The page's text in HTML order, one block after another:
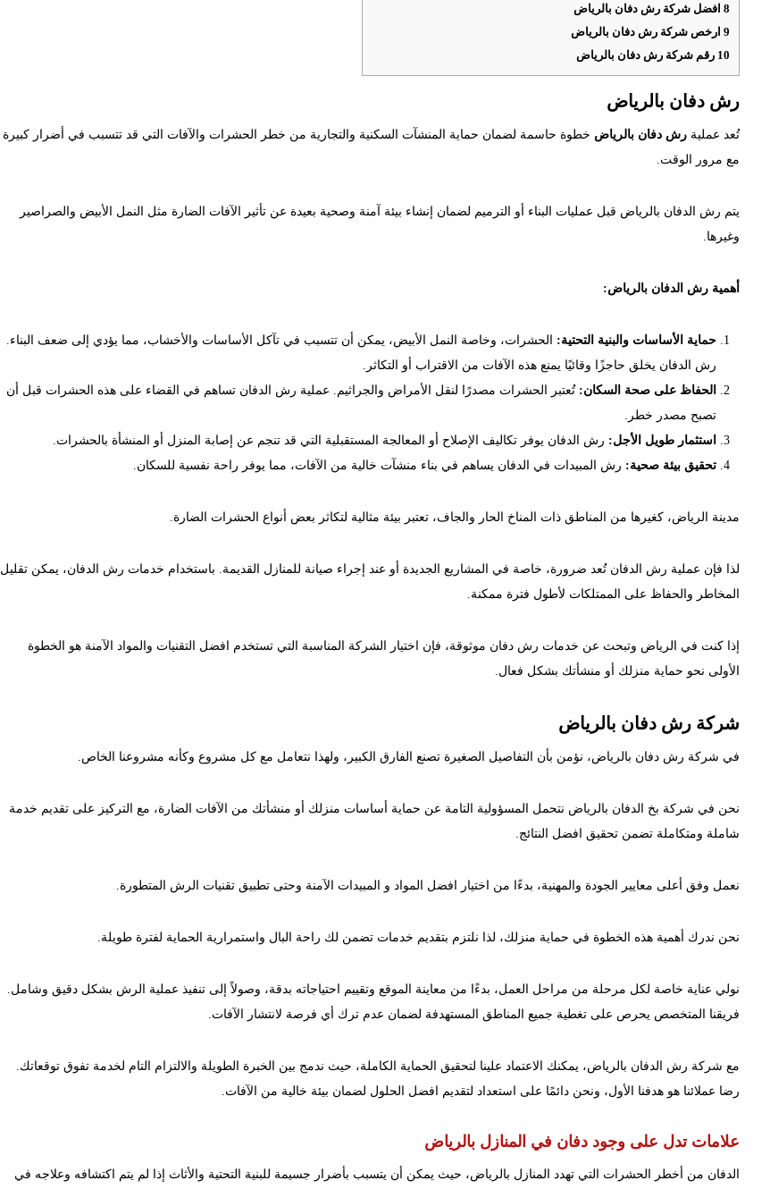
8افضل شركة رش دفان بالرياض
9ارخص شركة رش دفان بالرياض
10 رقم شركة رش دفان بالرياض
رش دفان بالرياض
تُعد عملية رش دفان بالرياض خطوة حاسمة لضمان حماية المنشآت السكنية والتجارية من خطر الحشرات والآفات التي قد تتسبب في أضرار كبيرة
مع مرور الوقت.
يتم رش الدفان بالرياض قبل عمليات البناء أو الترميم لضمان إنشاء بيئة آمنة وصحية بعيدة عن تأثير الآفات الضارة مثل النمل الأبيض والصراصير
وغيرها.
أهمية رش الدفان بالرياض:
حماية الأساسات والبنية التحتية: الحشرات، وخاصة النمل الأبيض، يمكن أن تتسبب في تآكل الأساسات والأخشاب، مما يؤدي إلى ضعف البناء.
رش الدفان يخلق حاجزًا وقائيًا يمنع هذه الآفات من الاقتراب أو التكاثر.
الحفاظ على صحة السكان: تُعتبر الحشرات مصدرًا لنقل الأمراض والجراثيم. عملية رش الدفان تساهم في القضاء على هذه الحشرات قبل أن
تصبح مصدر خطر.
استثمار طويل الأجل: رش الدفان يوفر تكاليف الإصلاح أو المعالجة المستقبلية التي قد تنجم عن إصابة المنزل أو المنشأة بالحشرات.
تحقيق بيئة صحية: رش المبيدات في الدفان يساهم في بناء منشآت خالية من الآفات، مما يوفر راحة نفسية للسكان.
مدينة الرياض، كغيرها من المناطق ذات المناخ الحار والجاف، تعتبر بيئة مثالية لتكاثر بعض أنواع الحشرات الضارة.
لذا فإن عملية رش الدفان تُعد ضرورة، خاصة في المشاريع الجديدة أو عند إجراء صيانة للمنازل القديمة. باستخدام خدمات رش الدفان، يمكن تقليل
المخاطر والحفاظ على الممتلكات لأطول فترة ممكنة.
إذا كنت في الرياض وتبحث عن خدمات رش دفان موثوقة، فإن اختيار الشركة المناسبة التي تستخدم افضل التقنيات والمواد الآمنة هو الخطوة
الأولى نحو حماية منزلك أو منشأتك بشكل فعال.
شركة رش دفان بالرياض
في شركة رش دفان بالرياض، نؤمن بأن التفاصيل الصغيرة تصنع الفارق الكبير، ولهذا نتعامل مع كل مشروع وكأنه مشروعنا الخاص.
نحن في شركة بخ الدفان بالرياض نتحمل المسؤولية التامة عن حماية أساسات منزلك أو منشأتك من الآفات الضارة، مع التركيز على تقديم خدمة
شاملة ومتكاملة تضمن تحقيق افضل النتائج.
نعمل وفق أعلى معايير الجودة والمهنية، بدءًا من اختيار افضل المواد و المبيدات الآمنة وحتى تطبيق تقنيات الرش المتطورة.
نحن ندرك أهمية هذه الخطوة في حماية منزلك، لذا نلتزم بتقديم خدمات تضمن لك راحة البال واستمرارية الحماية لفترة طويلة.
نولي عناية خاصة لكل مرحلة من مراحل العمل، بدءًا من معاينة الموقع وتقييم احتياجاته بدقة، وصولاً إلى تنفيذ عملية الرش بشكل دقيق وشامل.
فريقنا المتخصص يحرص على تغطية جميع المناطق المستهدفة لضمان عدم ترك أي فرصة لانتشار الآفات.
مع شركة رش الدفان بالرياض، يمكنك الاعتماد علينا لتحقيق الحماية الكاملة، حيث ندمج بين الخبرة الطويلة والالتزام التام لخدمة تفوق توقعاتك.
رضا عملائنا هو هدفنا الأول، ونحن دائمًا على استعداد لتقديم افضل الحلول لضمان بيئة خالية من الآفات.
علامات تدل على وجود دفان في المنازل بالرياض
الدفان من أخطر الحشرات التي تهدد المنازل بالرياض، حيث يمكن أن يتسبب بأضرار جسيمة للبنية التحتية والأثاث إذا لم يتم اكتشافه وعلاجه في